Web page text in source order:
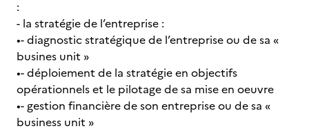
:
- la stratégie de l’entreprise :
•- diagnostic stratégique de l’entreprise ou de sa «
busines unit »
•- déploiement de la stratégie en objectifs
opérationnels et le pilotage de sa mise en oeuvre
•- gestion financière de son entreprise ou de sa «
business unit »